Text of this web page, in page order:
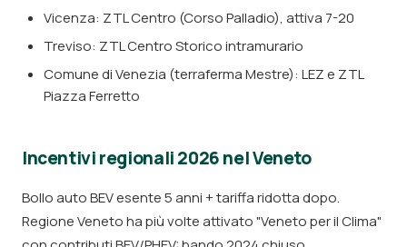
Vicenza: ZTL Centro (Corso Palladio), attiva 7-20
Treviso: ZTL Centro Storico intramurario
Comune di Venezia (terraferma Mestre): LEZ e ZTL
Piazza Ferretto
Incentivi regionali 2026 nel Veneto
Bollo auto BEV esente 5 anni + tariffa ridotta dopo.
Regione Veneto ha più volte attivato "Veneto per il Clima"